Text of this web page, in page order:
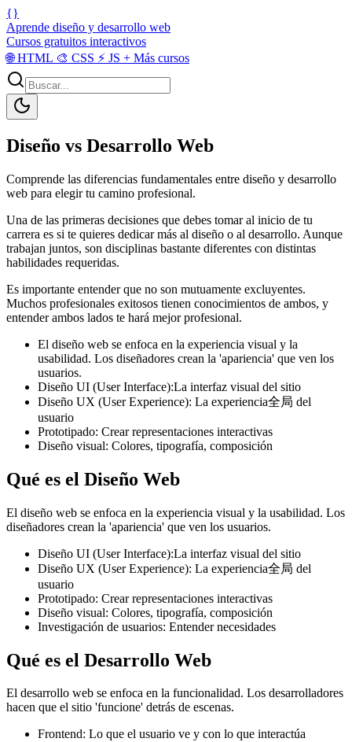
{}
Aprende diseño y desarrollo web
Cursos gratuitos interactivos
🌐HTML 🎨 CSS ⚡ JS + Más cursos
Diseño vs Desarrollo Web
Comprende las diferencias fundamentales entre diseño y desarrollo
web para elegir tu camino profesional.
Una de las primeras decisiones que debes tomar al inicio de tu
carrera es si te quieres dedicar más al diseño o al desarrollo. Aunque
trabajan juntos, son disciplinas bastante diferentes con distintas
habilidades requeridas.
Es importante entender que no son mutuamente excluyentes.
Muchos profesionales exitosos tienen conocimientos de ambos, y
entender ambos lados te hará mejor profesional.
El diseño web se enfoca en la experiencia visual y la
usabilidad. Los diseñadores crean la 'apariencia' que ven los
usuarios.
Diseño UI (User Interface):La interfaz visual del sitio
Diseño UX (User Experience): La experiencia全局 del
usuario
Prototipado: Crear representaciones interactivas
Diseño visual: Colores, tipografía, composición
Qué es el Diseño Web
El diseño web se enfoca en la experiencia visual y la usabilidad. Los
diseñadores crean la 'apariencia' que ven los usuarios.
Diseño UI (User Interface):La interfaz visual del sitio
Diseño UX (User Experience): La experiencia全局 del
usuario
Prototipado: Crear representaciones interactivas
Diseño visual: Colores, tipografía, composición
Investigación de usuarios: Entender necesidades
Qué es el Desarrollo Web
El desarrollo web se enfoca en la funcionalidad. Los desarrolladores
hacen que el sitio 'funcione' detrás de escenas.
Frontend: Lo que el usuario ve y con lo que interactúa